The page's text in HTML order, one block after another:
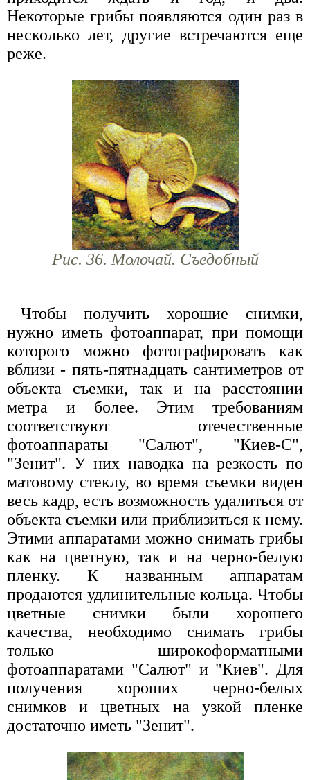
Некоторые грибы появляются один раз в
несколько лет, другие встречаются еще
реже.
Рис. 36. Молочай. Съедобный
Чтобы получить хорошие снимки,
нужно иметь фотоаппарат, при помощи
которого можно фотографировать как
вблизи - пять-пятнадцать сантиметров от
объекта съемки, так и на расстоянии
метра и более. Этим требованиям
соответствуют отечественные
фотоаппараты "Салют", "Киев-С",
"Зенит". У них наводка на резкость по
матовому стеклу, во время съемки виден
весь кадр, есть возможность удалиться от
объекта съемки или приблизиться к нему.
Этими аппаратами можно снимать грибы
как на цветную, так и на черно-белую
пленку. К названным аппаратам
продаются удлинительные кольца. Чтобы
цветные снимки были хорошего
качества, необходимо снимать грибы
только широкоформатными
фотоаппаратами "Салют" и "Киев". Для
получения хороших черно-белых
снимков и цветных на узкой пленке
достаточно иметь "Зенит".